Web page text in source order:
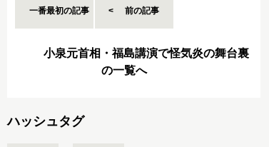
一番最初の記事 前の記事
小泉元首相・福島講演で怪気炎の舞台裏
の一覧へ
ハッシュタグ